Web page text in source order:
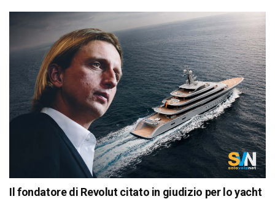
Il fondatore di Revolut citato in giudizio per lo yacht